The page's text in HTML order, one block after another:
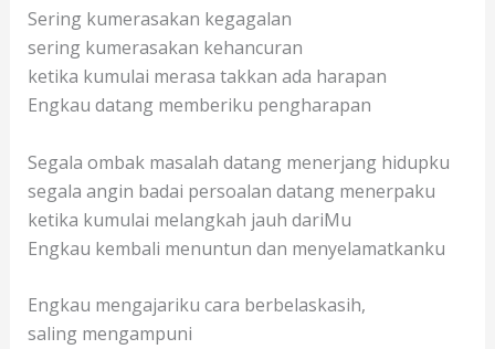
Sering kumerasakan kegagalan
sering kumerasakan kehancuran
ketika kumulai merasa takkan ada harapan
Engkau datang memberiku pengharapan
Segala ombak masalah datang menerjang hidupku
segala angin badai persoalan datang menerpaku
ketika kumulai melangkah jauh dariMu
Engkau kembali menuntun dan menyelamatkanku
Engkau mengajariku cara berbelaskasih,
saling mengampuni